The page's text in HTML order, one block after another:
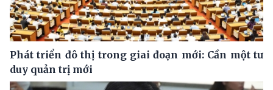
Phát triển đô thị trong giai đoạn mới: Cần một tư
duy quản trị mới